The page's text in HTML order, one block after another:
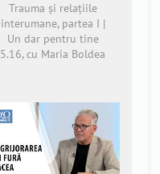
Trauma și relațiile
interumane, partea I |
Un dar pentru tine
5.16, cu Maria Boldea